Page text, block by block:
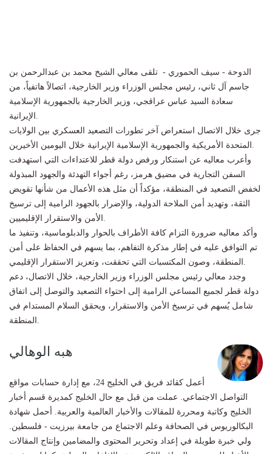
الدوحة - سيف الحموري - تلقى معالي الشيخ محمد بن عبدالرحمن بن
جاسم آل ثاني، رئيس مجلس الوزراء وزير الخارجية، اتصالاً هاتفياً، من
سعادة السيد عباس عراقجي، وزير الخارجية بالجمهورية الإسلامية
الإيرانية.
جرى خلال الاتصال استعراض آخر تطورات التصعيد العسكري بين الولايات
المتحدة الأمريكية والجمهورية الإسلامية الإيرانية خلال اليومين الأخيرين.
وأعرب معاليه عن استنكار ورفض دولة قطر للاعتداءات التي استهدفت
السفن التجارية في مضيق هرمز، رغم أجواء التهدئة والجهود المبذولة
لخفض التصعيد في المنطقة، مؤكداً أن مثل هذه الأعمال من شأنها تقويض
الثقة، وتهديد أمن الملاحة الدولية، والإضرار بالجهود الرامية إلى ترسيخ
الأمن والاستقرار الإقليميين.
وأكد معاليه ضرورة التزام كافة الأطراف بالحوار والدبلوماسية، وتنفيذ ما
تم التوافق عليه في إطار مذكرة التفاهم، بما يسهم في الحفاظ على أمن
المنطقة، وصون المكتسبات التي تحققت، وتعزيز الاستقرار الإقليمي.
وجدد معالي رئيس مجلس الوزراء وزير الخارجية، خلال الاتصال، دعم
دولة قطر لجميع المساعي الرامية إلى احتواء التصعيد والتوصل إلى اتفاق
شامل يُسهم في ترسيخ الأمن والاستقرار، ويحقق السلام المستدام في
المنطقة.
هبه الوهالي
أعمل كقائد فريق في الخليج 24، مع إدارة حسابات مواقع
التواصل الاجتماعي. عملت من قبل مع حال الخليج كمديرة قسم أخبار
الخليج وكاتبة ومحررة للمقالات والأخبار العالمية والعربية. أحمل شهادة
البكالوريوس في الصحافة وعلم الاجتماع من جامعة بيرزيت - فلسطين.
ولي خبرة طويلة في إعداد وتحرير المحتوى والمضامين وإنتاج المقالات